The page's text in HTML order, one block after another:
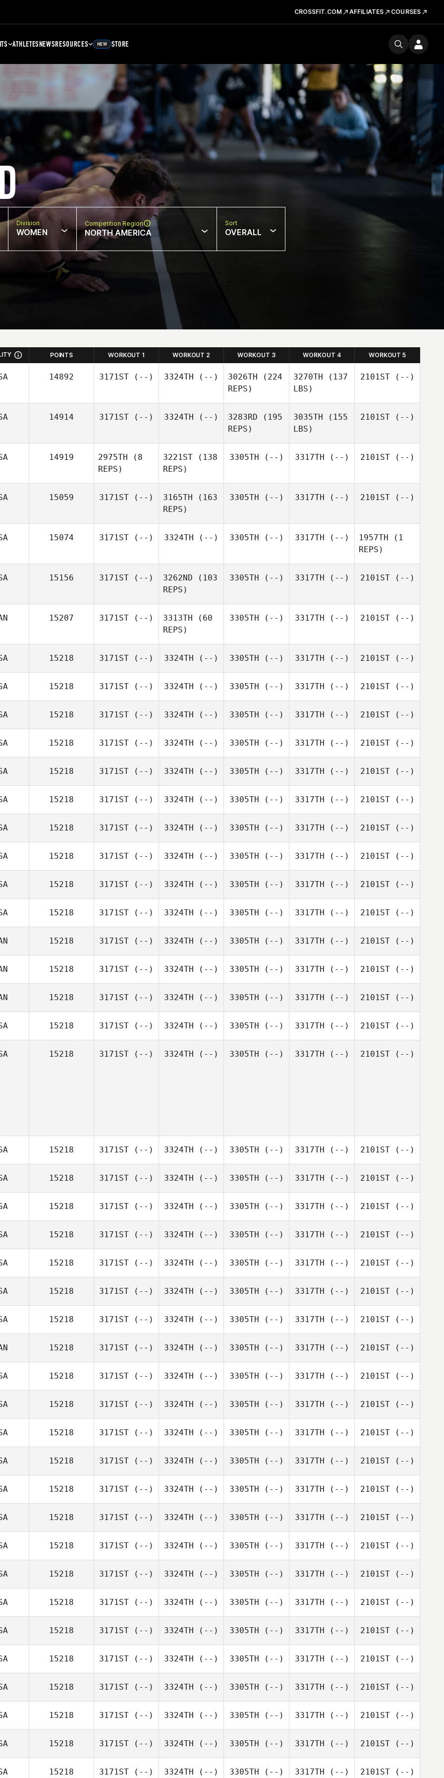
CROSSFIT.COM AFFILIATES COURSES
ATHLETESNEWSRESOURCES NEW STORE
Division
WOMEN
Competition Region
NORTH AMERICA
Sort
OVERALL
POINTS WORKOUT 1 WORKOUT 2 WORKOUT 3 WORKOUT 4 WORKOUT 5
14892 3171ST (--) 3324TH (--) 3026TH (224
REPS)
3270TH (137
LBS)
2101ST(--)
14914 3171ST (--) 3324TH (--) 3283RD (195
REPS)
3035TH (155
LBS)
2101ST(--)
14919 2975TH (8
REPS)
3221ST (138
REPS)
3305TH (--) 3317TH (--) 2101ST(--)
15059 3171ST (--) 3165TH (163
REPS)
3305TH (--) 3317TH (--) 2101ST(--)
15074 3171ST (--) 3324TH (--) 3305TH (--) 3317TH (--) 1957TH (1
REPS)
15156 3171ST (--) 3262ND (103
REPS)
3305TH (--) 3317TH (--) 2101ST(--)
15207 3171ST (--) 3313TH (60
REPS)
3305TH (--) 3317TH (--) 2101ST(--)
15218 3171ST (--) 3324TH (--) 3305TH (--) 3317TH (--) 2101ST(--)
15218 3171ST (--) 3324TH (--) 3305TH (--) 3317TH (--) 2101ST(--)
15218 3171ST (--) 3324TH (--) 3305TH (--) 3317TH (--) 2101ST(--)
15218 3171ST (--) 3324TH (--) 3305TH (--) 3317TH (--) 2101ST(--)
15218 3171ST (--) 3324TH (--) 3305TH (--) 3317TH (--) 2101ST(--)
15218 3171ST (--) 3324TH (--) 3305TH (--) 3317TH (--) 2101ST(--)
15218 3171ST (--) 3324TH (--) 3305TH (--) 3317TH (--) 2101ST(--)
15218 3171ST (--) 3324TH (--) 3305TH (--) 3317TH (--) 2101ST(--)
15218 3171ST (--) 3324TH (--) 3305TH (--) 3317TH (--) 2101ST(--)
15218 3171ST (--) 3324TH (--) 3305TH (--) 3317TH (--) 2101ST(--)
15218 3171ST (--) 3324TH (--) 3305TH (--) 3317TH (--) 2101ST(--)
15218 3171ST (--) 3324TH (--) 3305TH (--) 3317TH (--) 2101ST(--)
15218 3171ST (--) 3324TH (--) 3305TH (--) 3317TH (--) 2101ST(--)
15218 3171ST (--) 3324TH (--) 3305TH (--) 3317TH (--) 2101ST(--)
15218 3171ST (--) 3324TH (--) 3305TH (--) 3317TH (--) 2101ST(--)
15218 3171ST (--) 3324TH (--) 3305TH (--) 3317TH (--) 2101ST(--)
15218 3171ST (--) 3324TH (--) 3305TH (--) 3317TH (--) 2101ST(--)
15218 3171ST (--) 3324TH (--) 3305TH (--) 3317TH (--) 2101ST(--)
15218 3171ST (--) 3324TH (--) 3305TH (--) 3317TH (--) 2101ST(--)
15218 3171ST (--) 3324TH (--) 3305TH (--) 3317TH (--) 2101ST(--)
15218 3171ST (--) 3324TH (--) 3305TH (--) 3317TH (--) 2101ST(--)
15218 3171ST (--) 3324TH (--) 3305TH (--) 3317TH (--) 2101ST(--)
15218 3171ST (--) 3324TH (--) 3305TH (--) 3317TH (--) 2101ST(--)
15218 3171ST (--) 3324TH (--) 3305TH (--) 3317TH (--) 2101ST(--)
15218 3171ST (--) 3324TH (--) 3305TH (--) 3317TH (--) 2101ST(--)
15218 3171ST (--) 3324TH (--) 3305TH (--) 3317TH (--) 2101ST(--)
15218 3171ST (--) 3324TH (--) 3305TH (--) 3317TH (--) 2101ST(--)
15218 3171ST (--) 3324TH (--) 3305TH (--) 3317TH (--) 2101ST(--)
15218 3171ST (--) 3324TH (--) 3305TH (--) 3317TH (--) 2101ST(--)
15218 3171ST (--) 3324TH (--) 3305TH (--) 3317TH (--) 2101ST(--)
15218 3171ST (--) 3324TH (--) 3305TH (--) 3317TH (--) 2101ST(--)
15218 3171ST (--) 3324TH (--) 3305TH (--) 3317TH (--) 2101ST(--)
15218 3171ST (--) 3324TH (--) 3305TH (--) 3317TH (--) 2101ST(--)
15218 3171ST (--) 3324TH (--) 3305TH (--) 3317TH (--) 2101ST(--)
15218 3171ST (--) 3324TH (--) 3305TH (--) 3317TH (--) 2101ST(--)
15218 3171ST (--) 3324TH (--) 3305TH (--) 3317TH (--) 2101ST(--)
15218 3171ST (--) 3324TH (--) 3305TH (--) 3317TH (--) 2101ST(--)
15218 3171ST (--) 3324TH (--) 3305TH (--) 3317TH (--) 2101ST(--)